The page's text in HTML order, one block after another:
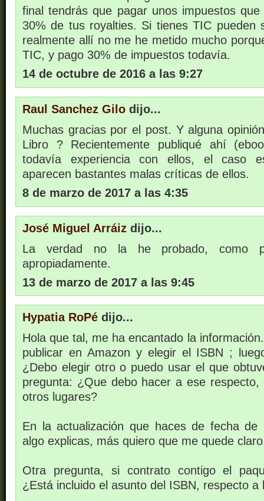
final tendrás que pagar unos impuestos
30% de tus royalties. Si tienes TIC pueden
realmente allí no me he metido mucho
TIC, y pago 30% de impuestos todavía.
14 de octubre de 2016 a las 9:27
Raul Sanchez Gilo dijo...
Muchas gracias por el post. Y alguna
Libro ? Recientemente publiqué ahí
todavía experiencia con ellos, el caso
aparecen bastantes malas críticas de ellos.
8 de marzo de 2017 a las 4:35
José Miguel Arráiz dijo...
La verdad no la he probado, como
apropiadamente.
13 de marzo de 2017 a las 9:45
Hypatia RoPé dijo...
Hola que tal, me ha encantado la
publicar en Amazon y elegir el ISBN ;
¿Debo elegir otro o puedo usar el que
pregunta: ¿Que debo hacer a ese respecto,
otros lugares?
En la actualización que haces de fecha
algo explicas, más quiero que me quede
Otra pregunta, si contrato contigo el
¿Está incluido el asunto del ISBN, respecto a